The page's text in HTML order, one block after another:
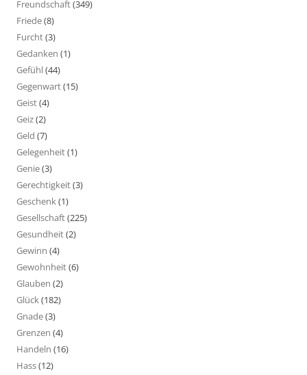
Freundschaft(349)
Friede(8)
Furcht(3)
Gedanken (1)
Gefühl(44)
Gegenwart(15)
Geist(4)
Geiz(2)
Geld (7)
Gelegenheit(1)
Genie(3)
Gerechtigkeit(3)
Geschenk(1)
Gesellschaft(225)
Gesundheit(2)
Gewinn (4)
Gewohnheit(6)
Glauben (2)
Glück(182)
Gnade(3)
Grenzen (4)
Handeln (16)
Hass(12)